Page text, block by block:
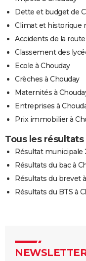
Dette et budget de
Climat et historique
Accidents de la
Classement des
Ecole à Chouday
Crèches à Chouday
Maternités à
Entreprises à
Prix immobilier à
Tous les
Résultat municipale
Résultats du bac à
Résultats du brevet
Résultats du BTS à